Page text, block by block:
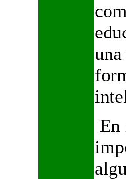
En